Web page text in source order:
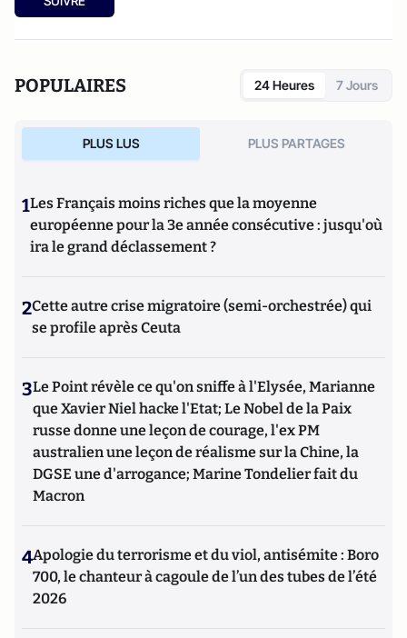
POPULAIRES 24 Heures 7 Jours
PLUS LUS PLUS PARTAGES
1Les Français moins riches que la moyenne
européenne pour la 3e année consécutive : jusqu'où
ira le grand déclassement ?
2Cette autre crise migratoire (semi-orchestrée) qui
se profile après Ceuta
3Le Point révèle ce qu'on sniffe à l'Elysée, Marianne
que Xavier Niel hacke l'Etat; Le Nobel de la Paix
russe donne une leçon de courage, l'ex PM
australien une leçon de réalisme sur la Chine, la
DGSE une d'arrogance; Marine Tondelier fait du
Macron
4Apologie du terrorisme et du viol, antisémite : Boro
700, le chanteur à cagoule de l’un des tubes de l’été
2026